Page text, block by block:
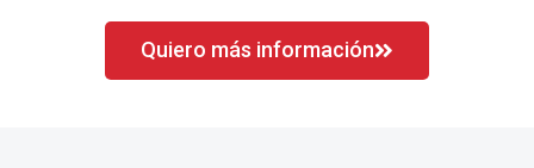
Quiero más información